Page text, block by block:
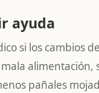
ayuda
si los cambios
alimentación,
pañales